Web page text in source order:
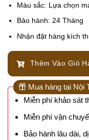
Màu sắc: Lựa chọn
Bảo hành: 24 Tháng
Nhận đặt hàng kích
Thêm Vào Giỏ
Mua hàng tại Nội
Miễn phí khảo sát
Miễn phí vận
Bảo hành lâu dài,